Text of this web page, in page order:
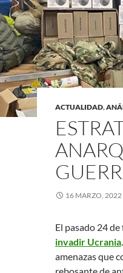
ACTUALIDAD,
16 MARZO, 2022
El pasado 24
invadir Ucrania
amenazas que